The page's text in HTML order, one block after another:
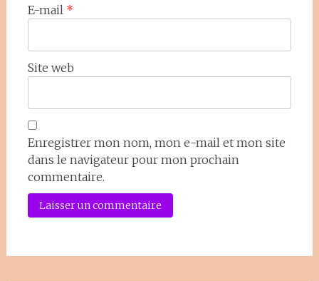
E-mail *
Site web
Enregistrer mon nom, mon e-mail et mon site
dans le navigateur pour mon prochain
commentaire.